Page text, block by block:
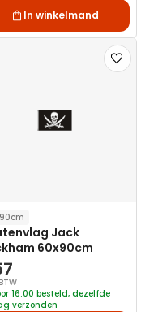
In winkelmand
Voeg
toe
Jack
60x90cm
16:00 besteld, dezelfde
verzonden